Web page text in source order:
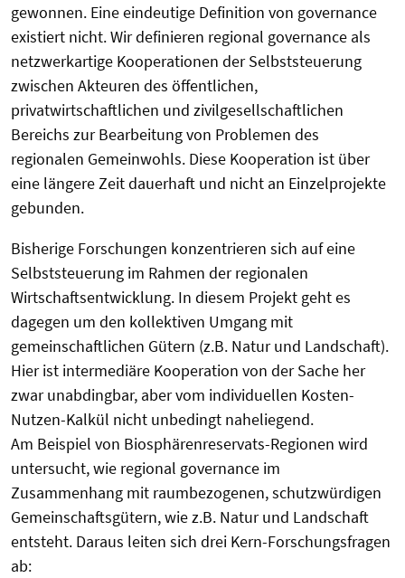
gewonnen. Eine eindeutige Definition von governance
existiert nicht. Wir definieren regional governance als
netzwerkartige Kooperationen der Selbststeuerung
zwischen Akteuren des öffentlichen,
privatwirtschaftlichen und zivilgesellschaftlichen
Bereichs zur Bearbeitung von Problemen des
regionalen Gemeinwohls. Diese Kooperation ist über
eine längere Zeit dauerhaft und nicht an Einzelprojekte
gebunden.
Bisherige Forschungen konzentrieren sich auf eine
Selbststeuerung im Rahmen der regionalen
Wirtschaftsentwicklung. In diesem Projekt geht es
dagegen um den kollektiven Umgang mit
gemeinschaftlichen Gütern (z.B. Natur und Landschaft).
Hier ist intermediäre Kooperation von der Sache her
zwar unabdingbar, aber vom individuellen Kosten-
Nutzen-Kalkül nicht unbedingt naheliegend.
Am Beispiel von Biosphärenreservats-Regionen wird
untersucht, wie regional governance im
Zusammenhang mit raumbezogenen, schutzwürdigen
Gemeinschaftsgütern, wie z.B. Natur und Landschaft
entsteht. Daraus leiten sich drei Kern-Forschungsfragen
ab: